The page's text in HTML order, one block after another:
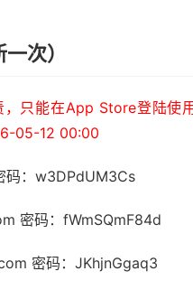
次）
只能在App Store登陆使
05-12 00:00
码：w3DPdUM3Cs
密码：fWmSQmF84d
密码：JKhjnGgaq3